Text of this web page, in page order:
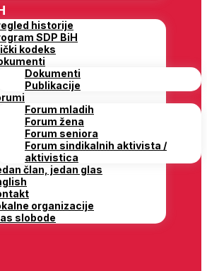
historije
SDP BiH
kodeks
Dokumenti
Publikacije
Forum mladih
Forum žena
Forum seniora
Forum sindikalnih aktivista /
aktivistica
član, jedan glas
organizacije
slobode